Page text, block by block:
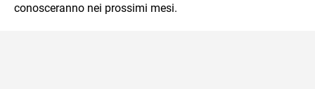
conosceranno nei prossimi mesi.